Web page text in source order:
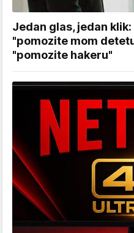
Jedan glas, jedan
"pomozite mom
"pomozite hakeru"